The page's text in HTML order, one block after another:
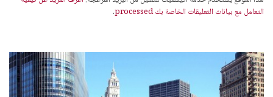
التعامل مع بيانات التعليقات الخاصة بك processed
.